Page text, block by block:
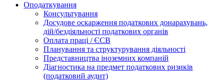
Оподаткування
Консультування
Досудове оскарження податкових донарахувань,
дій/бездіяльності податкових органів
Оплата праці / ЄСВ
Планування та структурування діяльності
Представництва іноземних компаній
Діагностика на предмет податкових ризиків
(податковий аудит)